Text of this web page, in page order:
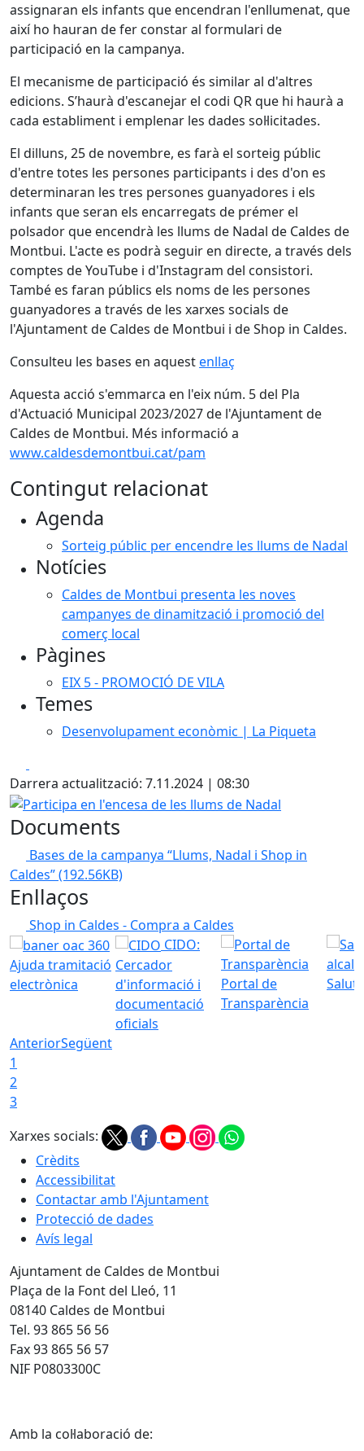
assignaran els infants que encendran l'enllumenat, que
així ho hauran de fer constar al formulari de
participació en la campanya.
El mecanisme de participació és similar al d'altres
edicions. S’haurà d'escanejar el codi QR que hi haurà a
cada establiment i emplenar les dades sol·licitades.
El dilluns, 25 de novembre, es farà el sorteig públic
d'entre totes les persones participants i des d'on es
determinaran les tres persones guanyadores i els
infants que seran els encarregats de prémer el
polsador que encendrà les llums de Nadal de Caldes de
Montbui. L'acte es podrà seguir en directe, a través dels
comptes de YouTube i d'Instagram del consistori.
També es faran públics els noms de les persones
guanyadores a través de les xarxes socials de
l'Ajuntament de Caldes de Montbui i de Shop in Caldes.
Consulteu les bases en aquestenllaç
Aquesta acció s'emmarca en l'eix núm. 5 del Pla
d'Actuació Municipal 2023/2027 de l'Ajuntament de
Caldes de Montbui. Més informació a
www.caldesdemontbui.cat/pam
Contingut relacionat
Agenda
Sorteig públic per encendre les llums de Nadal
Notícies
Caldes de Montbui presenta les noves
campanyes de dinamització i promoció del
comerç local
Pàgines
EIX 5 - PROMOCIÓ DE VILA
Temes
Desenvolupament econòmic | La Piqueta
Darrera actualització: 7.11.2024 | 08:30
Participa en l'encesa de les llums de Nadal
Documents
Bases de la campanya “Llums, Nadal i Shop in
Caldes”(192.56KB)
Enllaços
Shop in Caldes - Compra a Caldes
Ajuda tramitació
electrònica
CIDO:
Cercador
d'informació i
documentació
oficials
Portal de
Transparència
AnteriorSegüent
1
2
3
Xarxes socials:
Crèdits
Accessibilitat
Contactar amb l'Ajuntament
Protecció de dades
Avís legal
Ajuntament de Caldes de Montbui
Plaça de la Font del Lleó, 11
08140 Caldes de Montbui
Tel. 93 865 56 56
Fax 93 865 56 57
NIF P0803300C
Amb la col·laboració de: